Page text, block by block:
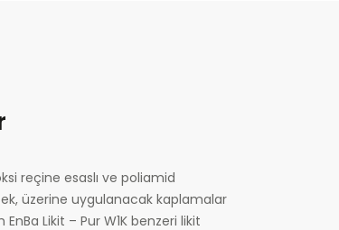
reçine esaslı ve poliamid
üzerine uygulanacak kaplamalar
Likit – Pur W1K benzeri likit